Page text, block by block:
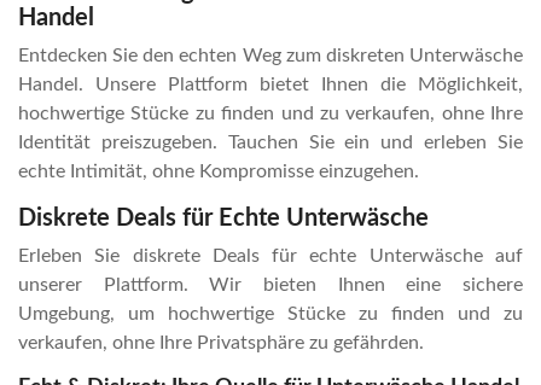
Handel
Entdecken Sie den echten Weg zum diskreten Unterwäsche
Handel. Unsere Plattform bietet Ihnen die Möglichkeit,
hochwertige Stücke zu finden und zu verkaufen, ohne Ihre
Identität preiszugeben. Tauchen Sie ein und erleben Sie
echte Intimität, ohne Kompromisse einzugehen.
Diskrete Deals für Echte Unterwäsche
Erleben Sie diskrete Deals für echte Unterwäsche auf
unserer Plattform. Wir bieten Ihnen eine sichere
Umgebung, um hochwertige Stücke zu finden und zu
verkaufen, ohne Ihre Privatsphäre zu gefährden.